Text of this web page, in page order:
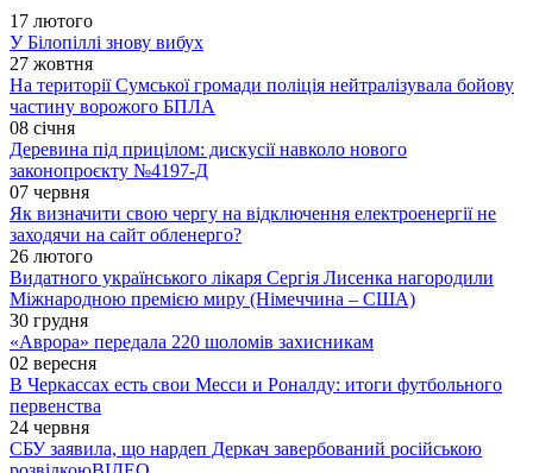
17 лютого
У Білопіллі знову вибух
27 жовтня
На території Сумської громади поліція нейтралізувала бойову
частину ворожого БПЛА
08 січня
Деревина під прицілом: дискусії навколо нового
законопроєкту №4197-Д
07 червня
Як визначити свою чергу на відключення електроенергії не
заходячи на сайт обленерго?
26 лютого
Видатного українського лікаря Сергія Лисенка нагородили
Міжнародною премією миру (Німеччина – США)
30 грудня
«Аврора» передала 220 шоломів захисникам
02 вересня
В Черкассах есть свои Месси и Роналду: итоги футбольного
первенства
24 червня
СБУ заявила, що нардеп Деркач завербований російською